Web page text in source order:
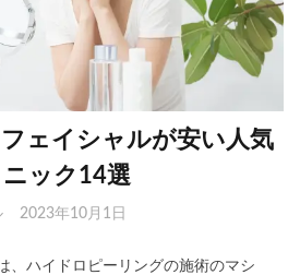
ェイシャルが安い人気
ック14選
2023年10月1日
、ハイドロピーリングの施術のマシ